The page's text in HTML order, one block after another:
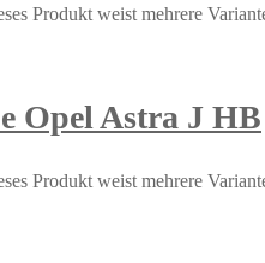
Produkt weist mehrere
Opel Astra J HB
Produkt weist mehrere